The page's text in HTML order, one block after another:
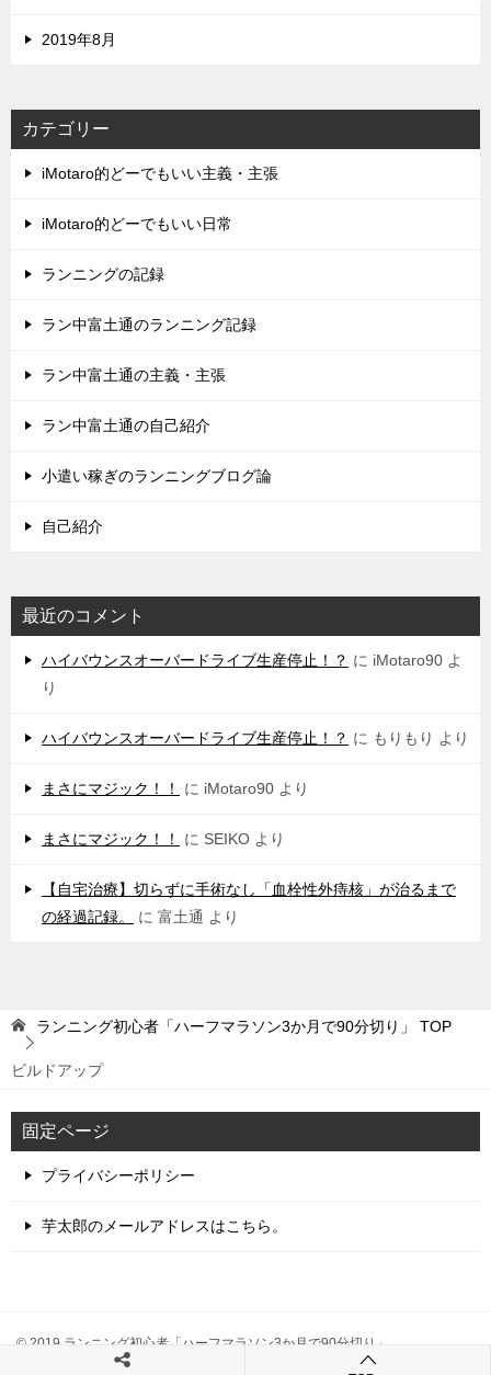
2019年8月
カテゴリー
iMotaro的どーでもいい主義・主張
iMotaro的どーでもいい日常
ランニングの記録
ラン中富土通のランニング記録
ラン中富土通の主義・主張
ラン中富土通の自己紹介
小遣い稼ぎのランニングブログ論
自己紹介
最近のコメント
ハイバウンスオーバードライブ生産停止！？ に iMotaro90 よ
り
ハイバウンスオーバードライブ生産停止！？ に もりもり より
まさにマジック！！ に iMotaro90 より
まさにマジック！！ に SEIKO より
【自宅治療】切らずに手術なし「血栓性外痔核」が治るまで
の経過記録。
に 富土通 より
ランニング初心者「ハーフマラソン3か月で90分切り」 TOP
ビルドアップ
固定ページ
プライバシーポリシー
芋太郎のメールアドレスはこちら。
© 2019 ランニング初心者「ハーフマラソン3か月で90分切り」